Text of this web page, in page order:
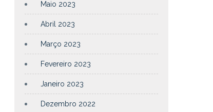
Maio 2023
Abril 2023
Março 2023
Fevereiro 2023
Janeiro 2023
Dezembro 2022